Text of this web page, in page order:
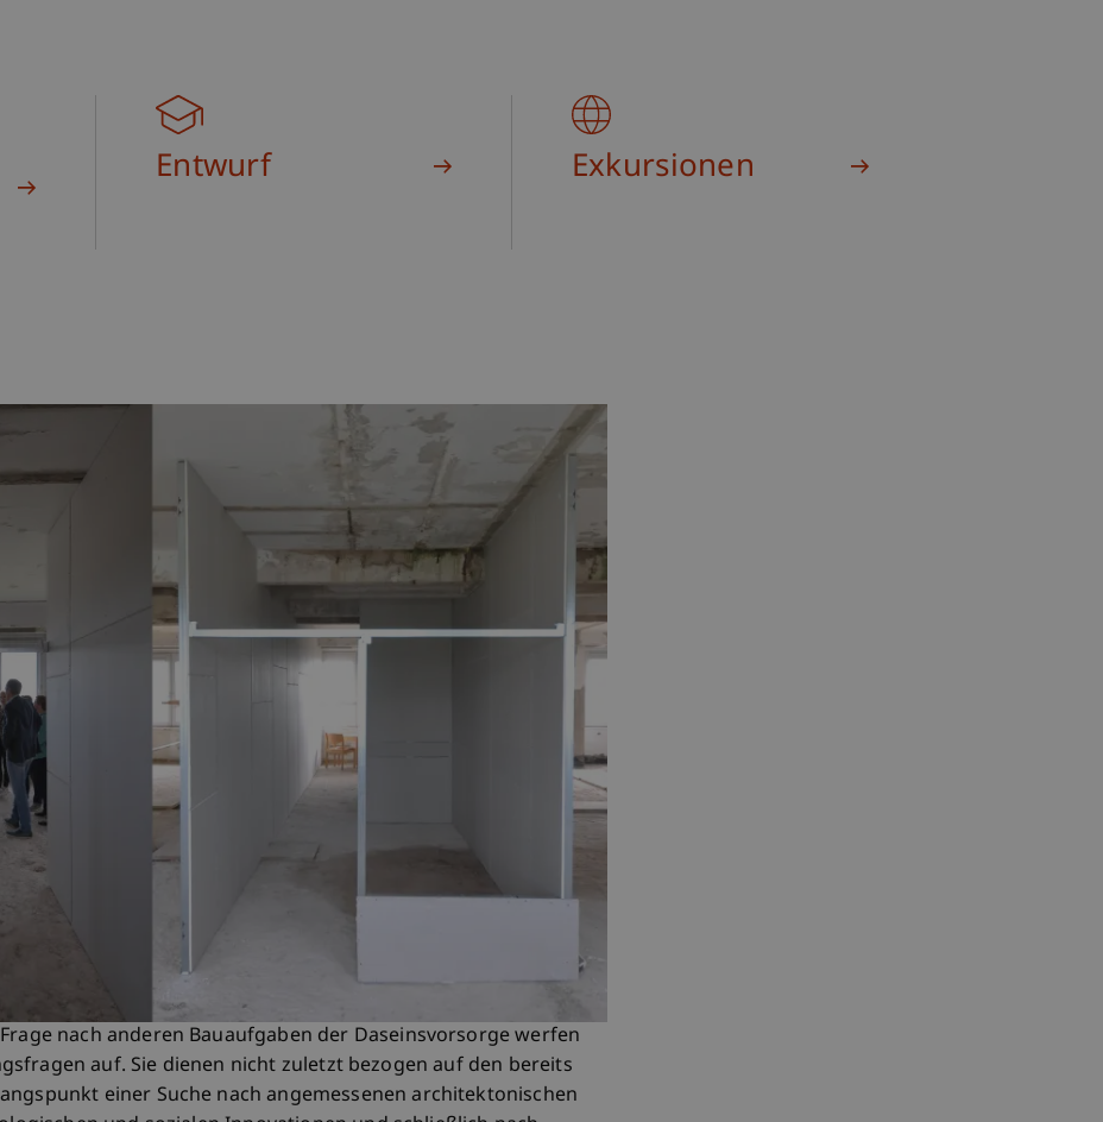
Entwurf Exkursionen
nach anderen Bauaufgaben der Daseinsvorsorge werfen
auf. Sie dienen nicht zuletzt bezogen auf den bereits
einer Suche nach angemessenen architektonischen